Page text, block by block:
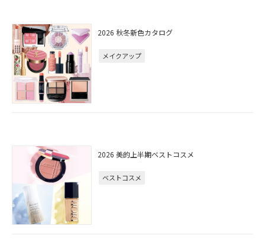
2026 秋冬新色カタログ
メイクアップ
2026 美的上半期ベストコスメ
ベストコスメ